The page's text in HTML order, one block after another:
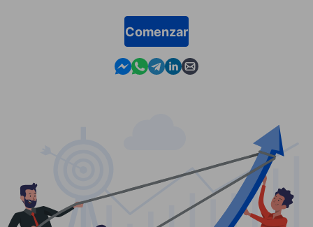
Comenzar
Contact us in Messenger
Contact us in WhatsApp
Contact us in Telegram
Contact us in Linkedin
Contact us by email